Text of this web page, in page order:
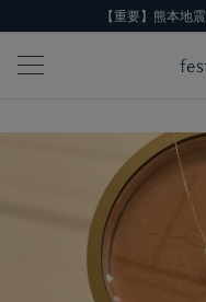
【重要】熊本地